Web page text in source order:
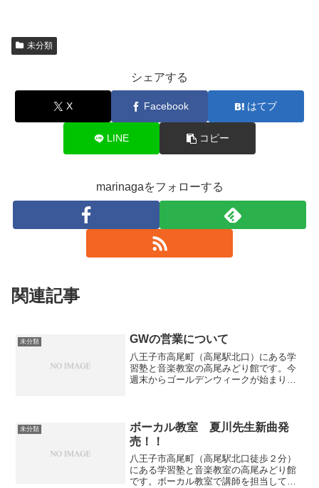
未分類
シェアする
X Facebook はてブ
LINE コピー
marinagaをフォローする
関連記事
未分類 GWの営業について
八王子市高尾町（高尾駅北口）にある学
習塾と音楽教室の高尾みどり館です。今
週末からゴールデンウィークが始まりま
のお申し込みやその...
未分類
ボーカル教室 夏川先生新曲発
売！！
八王子市高尾町（高尾駅北口徒歩２分）
にある学習塾と音楽教室の高尾みどり館
です。ボーカル教室で講師を担当してい